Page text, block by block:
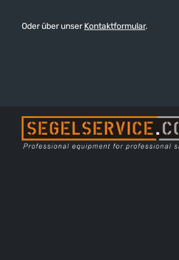
Oder über unserKontaktformular.